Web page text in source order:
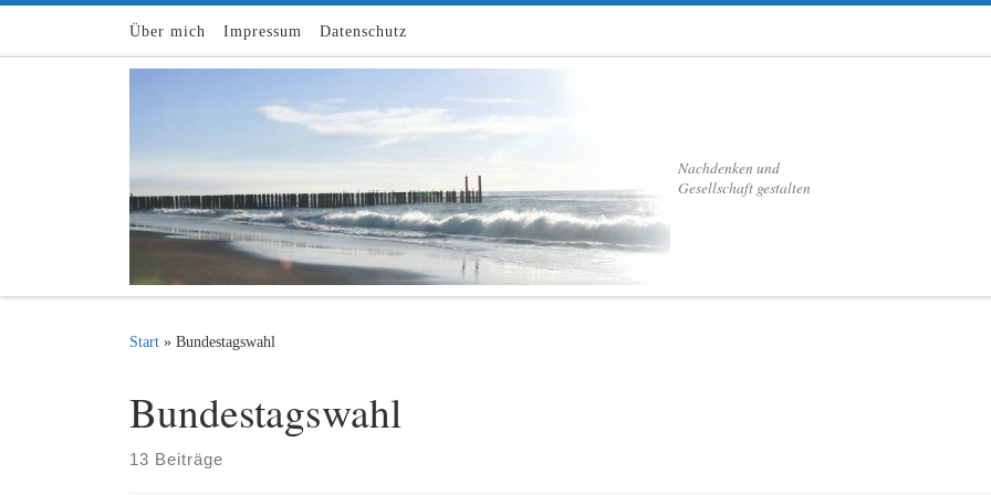
Zum Inhalt springen
Über mich Impressum Datenschutz
Nachdenken und
Gesellschaft gestalten
Start » Bundestagswahl
Bundestagswahl
13 Beiträge